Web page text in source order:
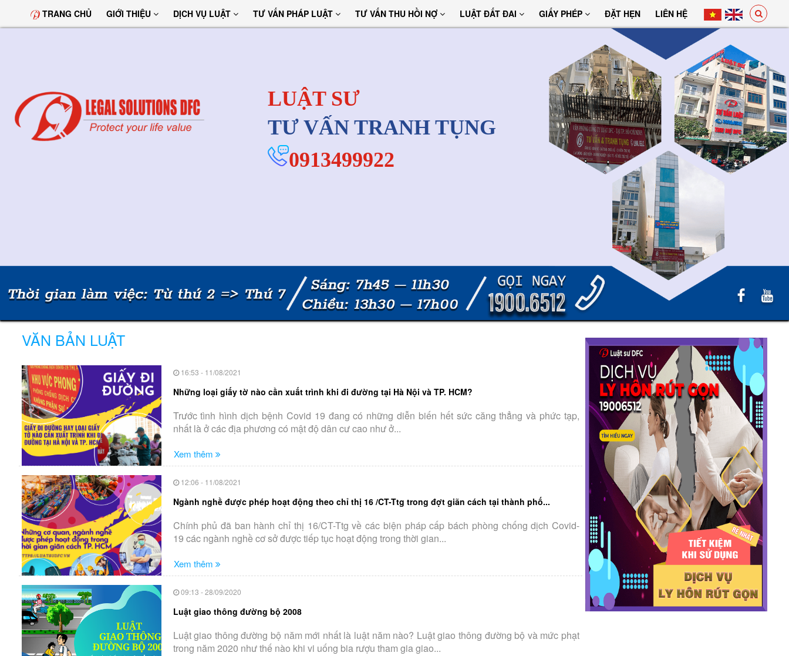
TRANG CHỦ GIỚI THIỆU DỊCH VỤ LUẬT TƯ VẤN PHÁP LUẬT TƯ VẤN THU HỒI NỢ LUẬT ĐẤT ĐAI GIẤY PHÉP ĐẶT HẸN LIÊN HỆ
LUẬT SƯ
TƯ VẤN TRANH TỤNG
0913499922
VĂN BẢN LUẬT
16:53 - 11/08/2021
Những loại giấy tờ nào cần xuất trình khi đi đường tại Hà Nội và TP. HCM?
Trước tình hình dịch bệnh Covid 19 đang có những diễn biến hết sức căng thẳng và phức tạp,
nhất là ở các địa phương có mật độ dân cư cao như ở...
Xem thêm
12:06 - 11/08/2021
Ngành nghề được phép hoạt động theo chỉ thị 16 /CT-Ttg trong đợt giãn cách tại thành phố...
Chính phủ đã ban hành chỉ thị 16/CT-Ttg về các biện pháp cấp bách phòng chống dịch Covid-
19 các ngành nghề cơ sở được tiếp tục hoạt động trong thời gian...
Xem thêm
09:13 - 28/09/2020
Luật giao thông đường bộ 2008
Luật giao thông đường bộ năm mới nhất là luật năm nào? Luật giao thông đường bộ và mức phạt
trong năm 2020 như thế nào khi vi uống bia rượu tham gia giao...